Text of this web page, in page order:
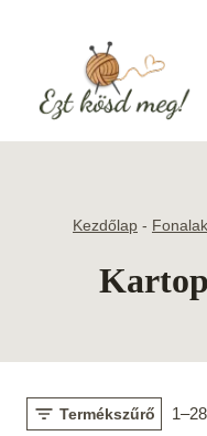
Kezdőlap - Fonalak
Termékszűrő